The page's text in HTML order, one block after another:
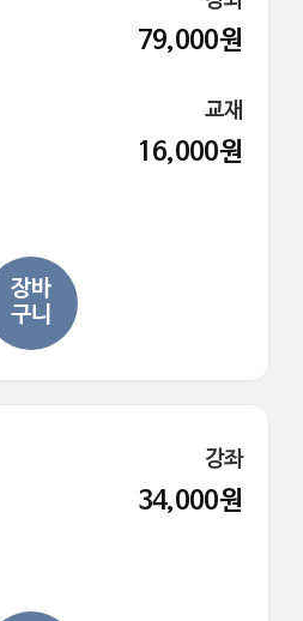
79,000원
교재
16,000원
장바
구니
강좌
34,000원